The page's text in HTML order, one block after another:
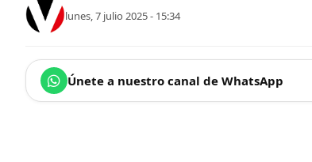
lunes, 7 julio 2025 - 15:34
Únete a nuestro canal de WhatsApp